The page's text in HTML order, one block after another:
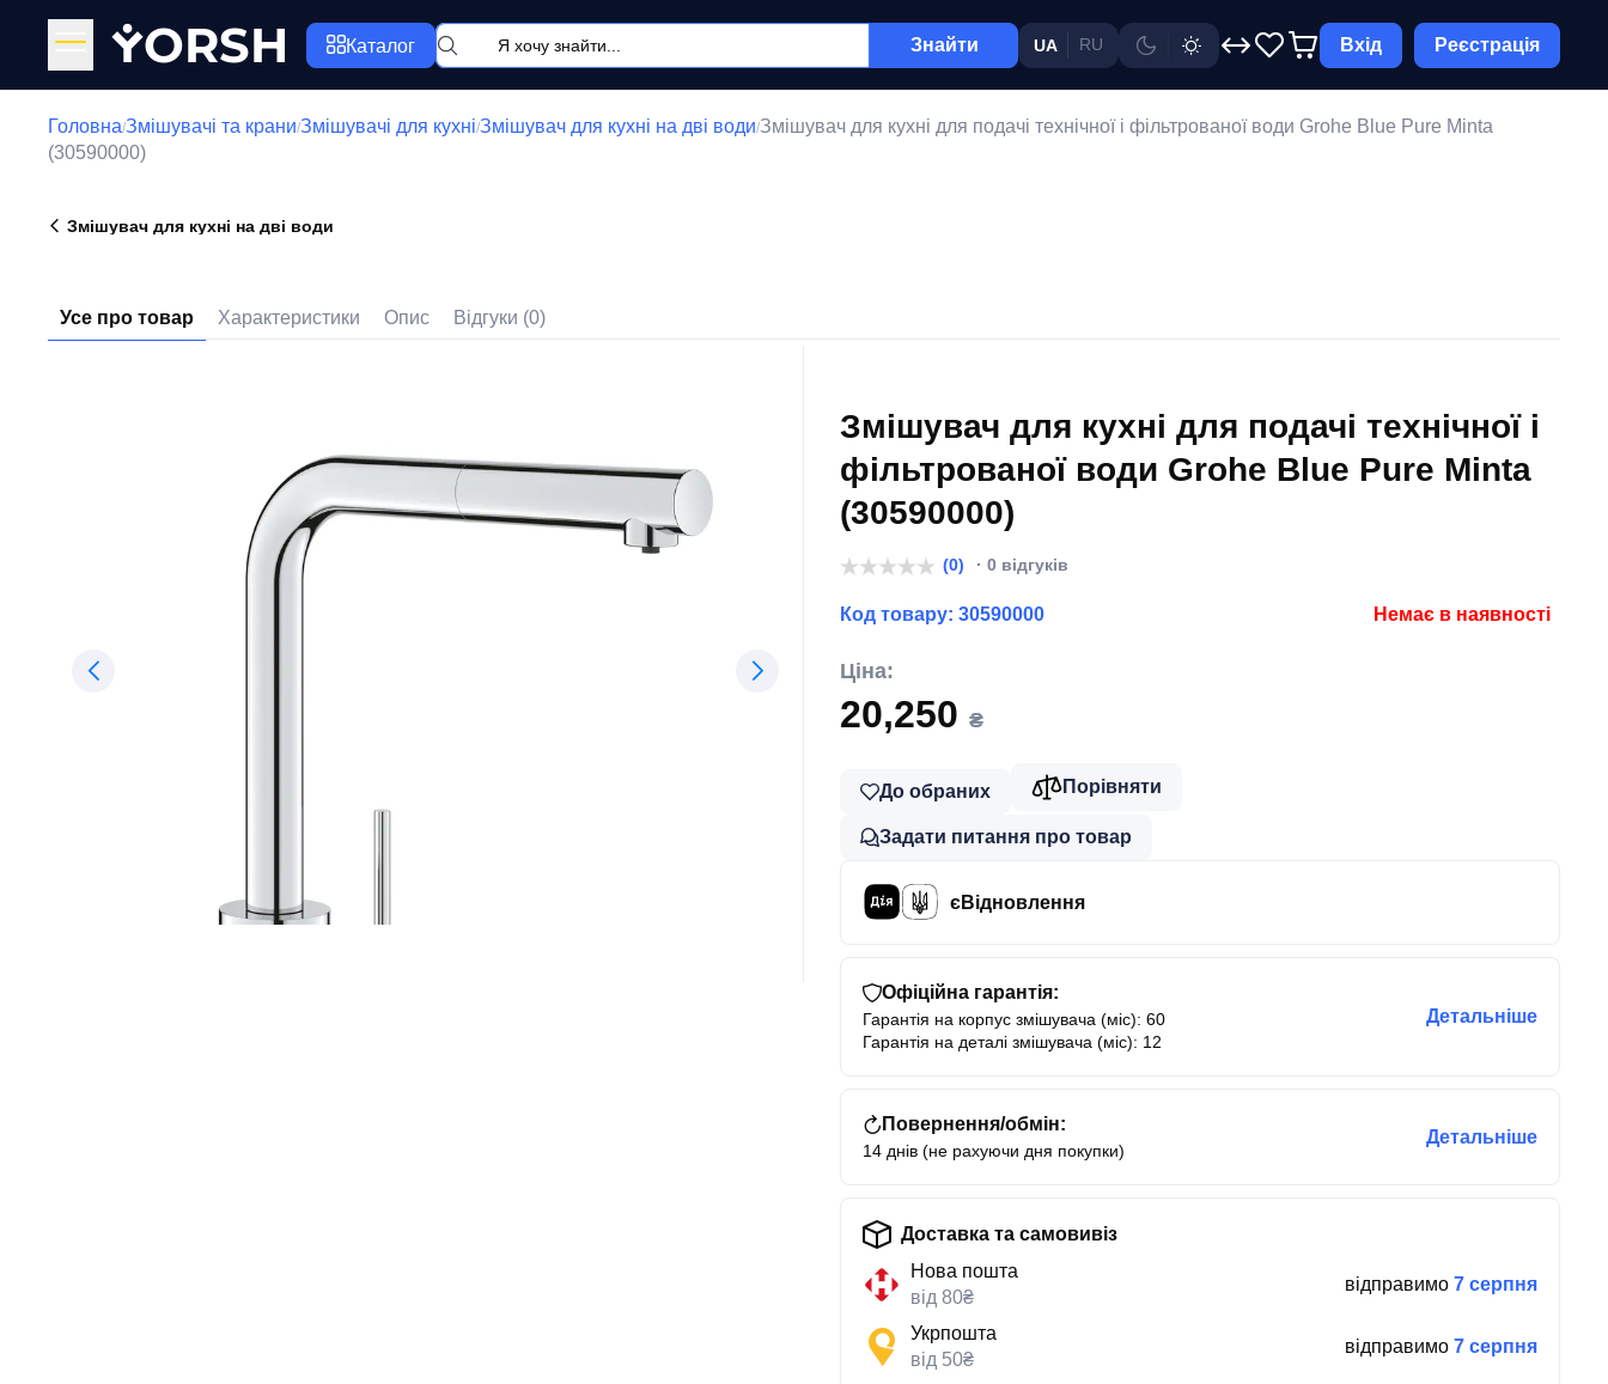
YORSH Каталог Знайти UA RU Вхід Реєстрація
Головна/Змішувачі та крани/Змішувачі для кухні/Змішувач для кухні на дві води/Змішувач для кухні для подачі технічної і фільтрованої води Grohe Blue Pure Minta
(30590000)
Змішувач для кухні на дві води
Усе про товар Характеристики Опис Відгуки (0)
Змішувач для кухні для подачі технічної і
фільтрованої води Grohe Blue Pure Minta
(30590000)
(0) · 0 відгуків
Код товару: 30590000 Немає в наявності
Ціна:
20,250 ₴
До обраних Порівняти
Задати питання про товар
єВідновлення
Офіційна гарантія:
Гарантія на корпус змішувача (міс): 60
Гарантія на деталі змішувача (міс): 12
Детальніше
Повернення/обмін:
14 днів (не рахуючи дня покупки)
Детальніше
Доставка та самовивіз
Нова пошта
від 80₴
відправимо 7 серпня
Укрпошта
від 50₴
відправимо 7 серпня